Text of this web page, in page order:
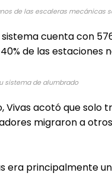
de las escaleras mecánicas
cuenta con
de las estaciones
sistema de alumbrado
Vivas acotó que solo
migraron a
era principalmente